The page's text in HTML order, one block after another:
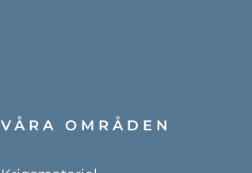
VÅRA OMRÅDEN